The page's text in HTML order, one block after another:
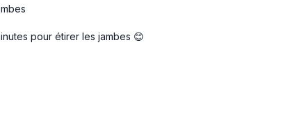
pour étirer les jambes 😊